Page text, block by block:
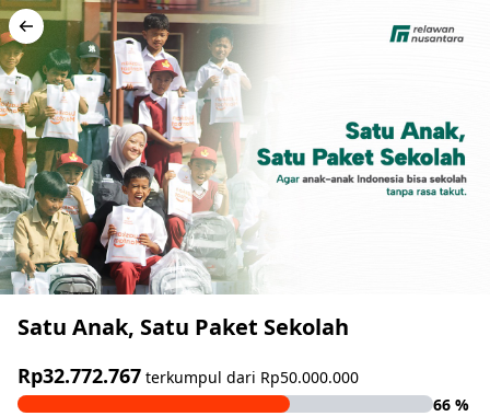
Satu Anak, Satu Paket Sekolah
Rp32.772.767 terkumpul dari Rp50.000.000
66%